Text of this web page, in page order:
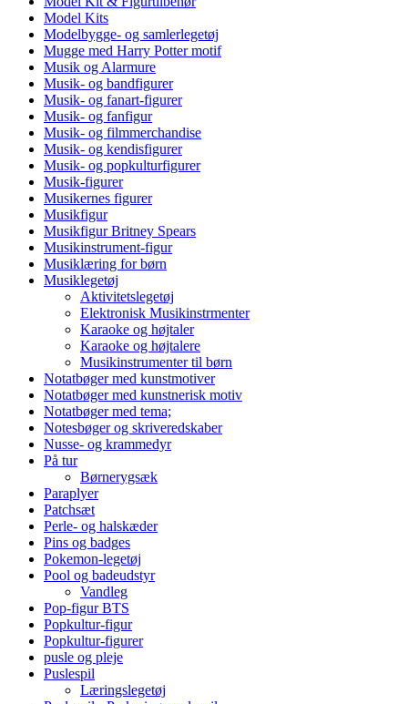
Model Kits
Modelbygge- og samlerlegetøj
Mugge med Harry Potter motif
Musik og Alarmure
Musik- og bandfigurer
Musik- og fanart-figurer
Musik- og fanfigur
Musik- og filmmerchandise
Musik- og kendisfigurer
Musik- og popkulturfigurer
Musik-figurer
Musikernes figurer
Musikfigur
Musikfigur Britney Spears
Musikinstrument-figur
Musiklæring for børn
Musiklegetøj
Aktivitetslegetøj
Elektronisk Musikinstrmenter
Karaoke og højtaler
Karaoke og højtalere
Musikinstrumenter til børn
Notatbøger med kunstmotiver
Notatbøger med kunstnerisk motiv
Notatbøger med tema;
Notesbøger og skriveredskaber
Nusse- og krammedyr
På tur
Børnerygsæk
Paraplyer
Patchsæt
Perle- og halskæder
Pins og badges
Pokemon-legetøj
Pool og badeudstyr
Vandleg
Pop-figur BTS
Popkultur-figur
Popkultur-figurer
pusle og pleje
Puslespil
Læringslegetøj